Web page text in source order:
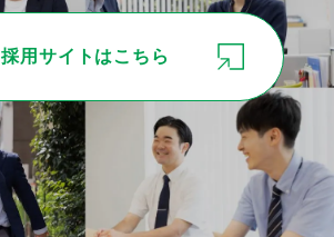
採用サイトはこちら